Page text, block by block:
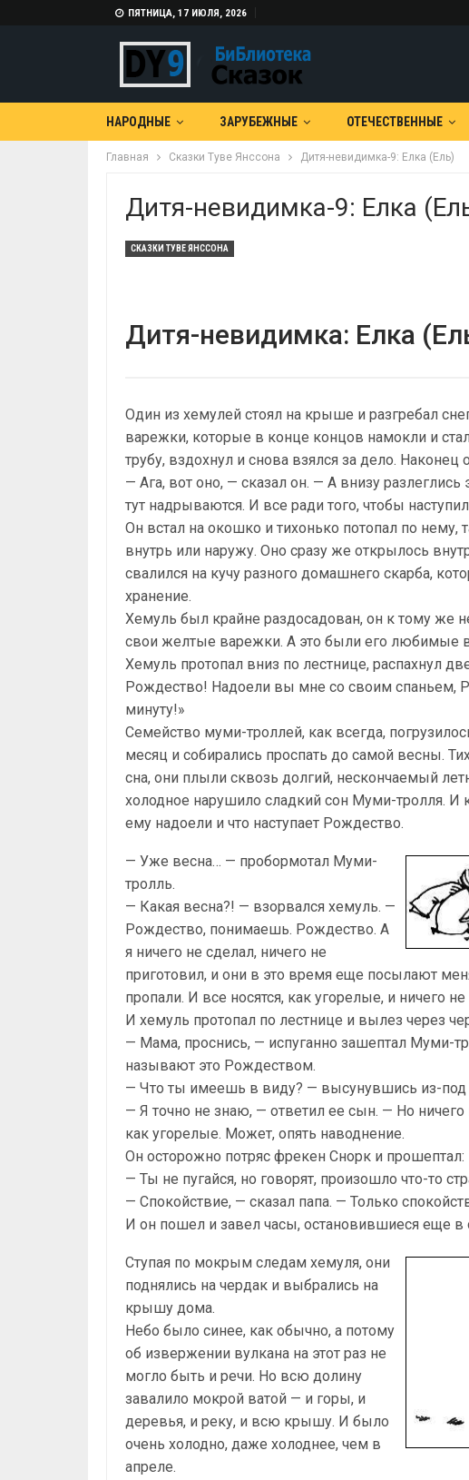
ПЯТНИЦА, 17 ИЮЛЯ, 2026
НАРОДНЫЕ ЗАРУБЕЖНЫЕ ОТЕЧЕСТВЕННЫЕ
Главная Сказки Туве Янссона Дитя-невидимка-9: Елка (Ель)
Дитя-невидимка-9: Елка
СКАЗКИ ТУВЕ ЯНССОНА
Дитя-невидимка: Елка
Один из хемулей стоял на крыше и разгребал
варежки, которые в конце концов намокли и
трубу, вздохнул и снова взялся за дело.
— Ага, вот оно, — сказал он. — А внизу разлеглись
тут надрываются. И все ради того, чтобы
Он встал на окошко и тихонько потопал по нему,
внутрь или наружу. Оно сразу же открылось
свалился на кучу разного домашнего скарба,
хранение.
Хемуль был крайне раздосадован, он к тому же
свои желтые варежки. А это были его любимые
Хемуль протопал вниз по лестнице, распахнул
Рождество! Надоели вы мне со своим спаньем,
минуту!»
Семейство муми-троллей, как всегда,
месяц и собирались проспать до самой весны.
сна, они плыли сквозь долгий, нескончаемый
холодное нарушило сладкий сон Муми-тролля. И
ему надоели и что наступает Рождество.
— Уже весна… — пробормотал Муми-
тролль.
— Какая весна?! — взорвался хемуль. —
Рождество, понимаешь. Рождество. А
я ничего не сделал, ничего не
приготовил, и они в это время еще посылают
пропали. И все носятся, как угорелые, и ничего не
И хемуль протопал по лестнице и вылез через
— Мама, проснись, — испуганно зашептал Муми-
называют это Рождеством.
— Что ты имеешь в виду? — высунувшись из-под
— Я точно не знаю, — ответил ее сын. — Но ничего
как угорелые. Может, опять наводнение.
Он осторожно потряс фрекен Снорк и прошептал:
— Ты не пугайся, но говорят, произошло что-то
— Спокойствие, — сказал папа. — Только
И он пошел и завел часы, остановившиеся еще в
Ступая по мокрым следам хемуля, они
поднялись на чердак и выбрались на
крышу дома.
Небо было синее, как обычно, а потому
об извержении вулкана на этот раз не
могло быть и речи. Но всю долину
завалило мокрой ватой — и горы, и
деревья, и реку, и всю крышу. И было
очень холодно, даже холоднее, чем в
апреле.